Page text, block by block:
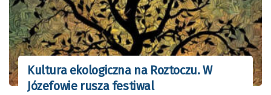
Kultura ekologiczna na Roztoczu. W
Józefowie rusza festiwal